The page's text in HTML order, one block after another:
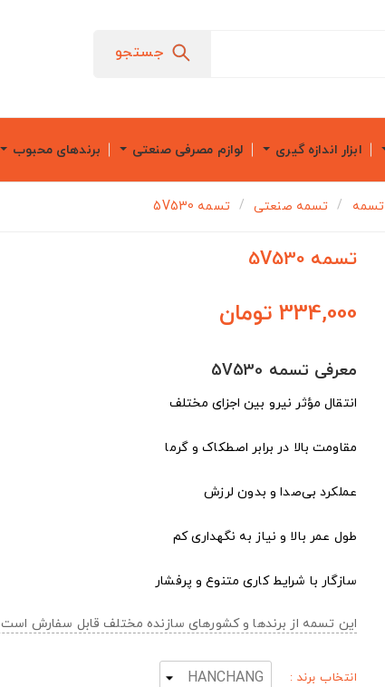
جستجو
ابزار اندازه گیری لوازم مصرفی صنعتی برندهای محبوب
تسمه تسمه صنعتی تسمه 5V530
تسمه 5V530
334,000 تومان
معرفی تسمه 5V530
انتقال مؤثر نیرو بین اجزای مختلف
مقاومت بالا در برابر اصطکاک و گرما
عملکرد بی‌صدا و بدون لرزش
طول عمر بالا و نیاز به نگهداری کم
سازگار با شرایط کاری متنوع و پرفشار
این تسمه از برندها و کشورهای سازنده مختلف قابل سفارش است
انتخاب برند :